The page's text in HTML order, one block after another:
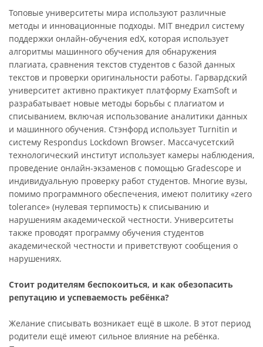
Топовые университеты мира используют различные
методы и инновационные подходы. MIT внедрил систему
поддержки онлайн-обучения edX, которая использует
алгоритмы машинного обучения для обнаружения
плагиата, сравнения текстов студентов с базой данных
текстов и проверки оригинальности работы. Гарвардский
университет активно практикует платформу ExamSoft и
разрабатывает новые методы борьбы с плагиатом и
списыванием, включая использование аналитики данных
и машинного обучения. Стэнфорд использует Turnitin и
систему Respondus Lockdown Browser. Массачусетский
технологический институт использует камеры наблюдения,
проведение онлайн-экзаменов с помощью Gradescope и
индивидуальную проверку работ студентов. Многие вузы,
помимо программного обеспечения, имеют политику «zero
tolerance» (нулевая терпимость) к списыванию и
нарушениям академической честности. Университеты
также проводят программу обучения студентов
академической честности и приветствуют сообщения о
нарушениях.
Стоит родителям беспокоиться, и как обезопасить
репутацию и успеваемость ребёнка?
Желание списывать возникает ещё в школе. В этот период
родители ещё имеют сильное влияние на ребёнка.